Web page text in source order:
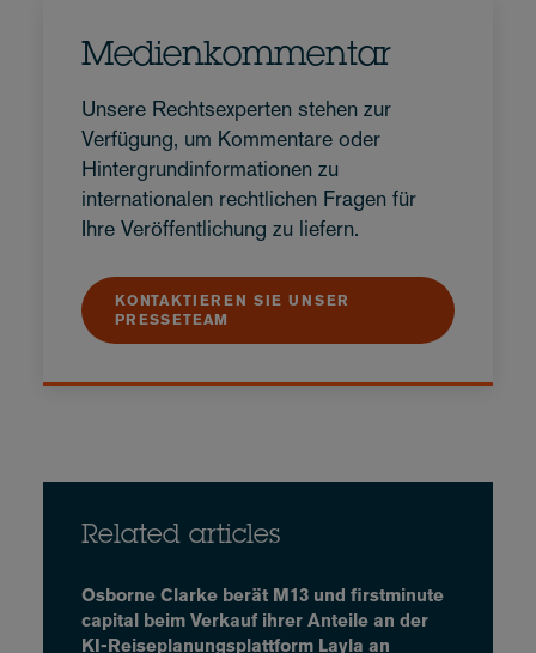
Medienkommentar
Unsere Rechtsexperten stehen zur
Verfügung, um Kommentare oder
Hintergrundinformationen zu
internationalen rechtlichen Fragen für
Ihre Veröffentlichung zu liefern.
KONTAKTIEREN SIE UNSER
PRESSETEAM
Related articles
Osborne Clarke berät M13 und firstminute
capital beim Verkauf ihrer Anteile an der
KI-Reiseplanungsplattform Layla an